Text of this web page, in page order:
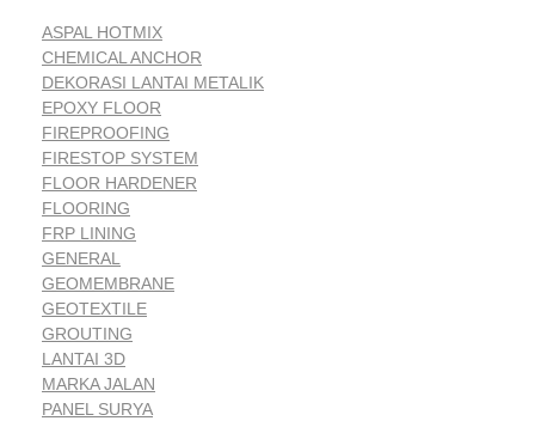
ASPAL HOTMIX
CHEMICAL ANCHOR
DEKORASI LANTAI METALIK
EPOXY FLOOR
FIREPROOFING
FIRESTOP SYSTEM
FLOOR HARDENER
FLOORING
FRP LINING
GENERAL
GEOMEMBRANE
GEOTEXTILE
GROUTING
LANTAI 3D
MARKA JALAN
PANEL SURYA